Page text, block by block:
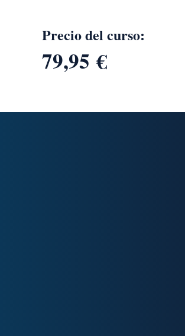
Precio del curso:
79,95€